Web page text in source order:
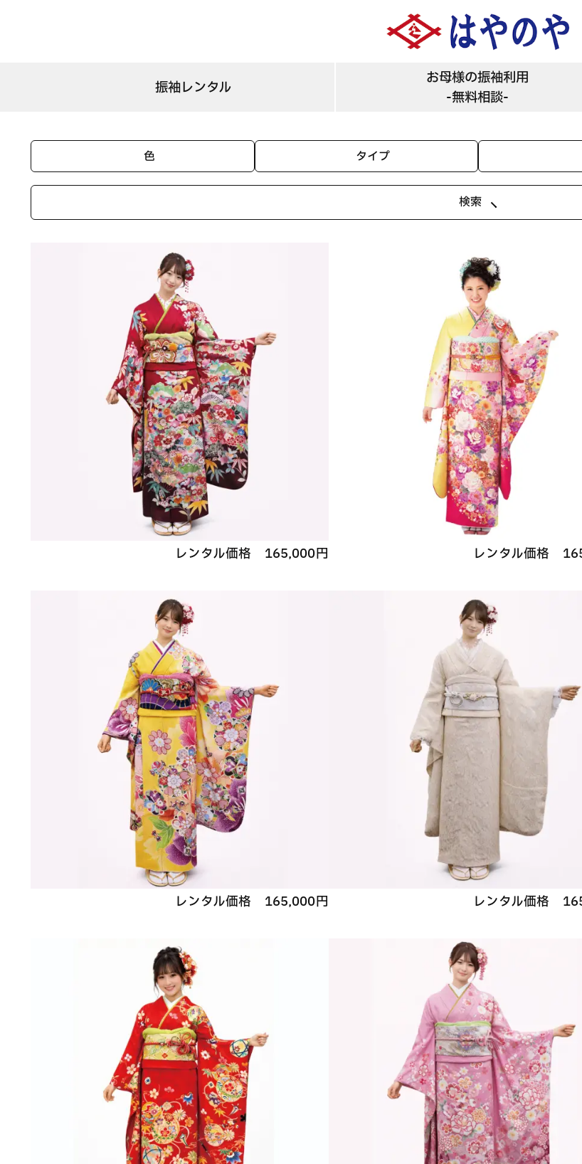
振袖レンタル
お母様の振袖利用
-無料相談-
色 タイプ
検索
レンタル価格 165,000円 レンタル価格
レンタル価格 165,000円 レンタル価格